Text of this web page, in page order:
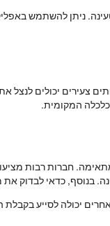
ניתן להשתמש
צעירים יכולים לנצל
המקומית.
חברות רבות
בנוסף, כדאי לבדוק את
יכולה לסייע